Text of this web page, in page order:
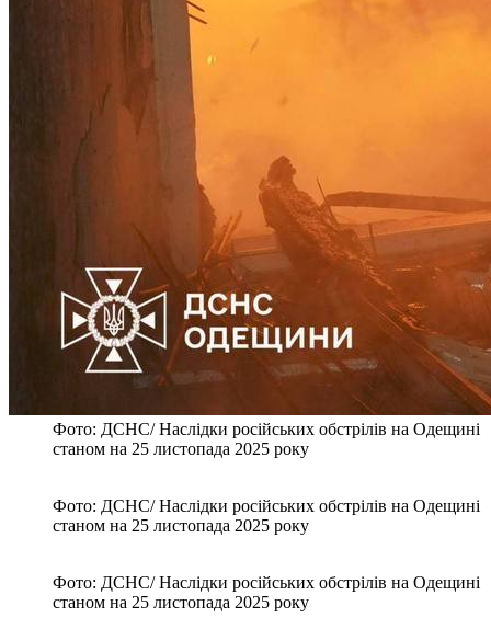
Фото: ДСНС/ Наслідки російських обстрілів на Одещині
станом на 25 листопада 2025 року
Фото: ДСНС/ Наслідки російських обстрілів на Одещині
станом на 25 листопада 2025 року
Фото: ДСНС/ Наслідки російських обстрілів на Одещині
станом на 25 листопада 2025 року